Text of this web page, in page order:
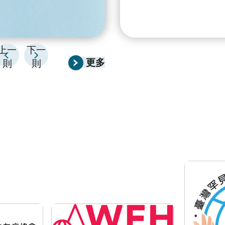
一
則
下一
則
更多